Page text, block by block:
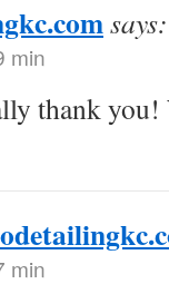
says:
min
thank
min